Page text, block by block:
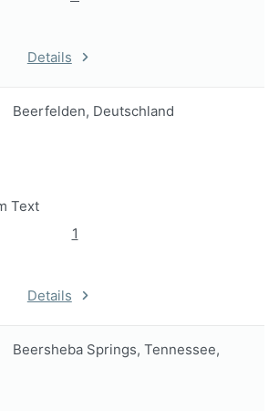
Details
Beerfelden, Deutschland
Text
1
Details
Beersheba Springs, Tennessee,